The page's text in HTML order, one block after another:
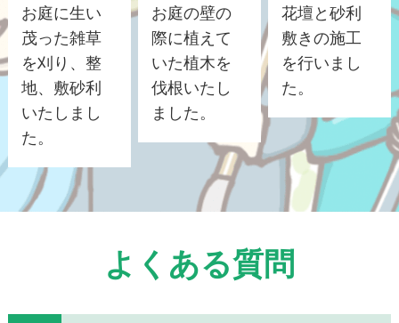
お庭に生い
茂った雑草
を刈り、整
地、敷砂利
いたしまし
た。
お庭の壁の
際に植えて
いた植木を
伐根いたし
ました。
花壇と砂利
敷きの施工
を行いまし
た。
よくある質問